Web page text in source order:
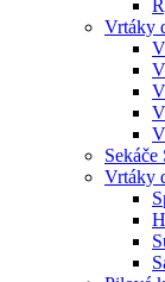
Vrtáky
Vrtáky